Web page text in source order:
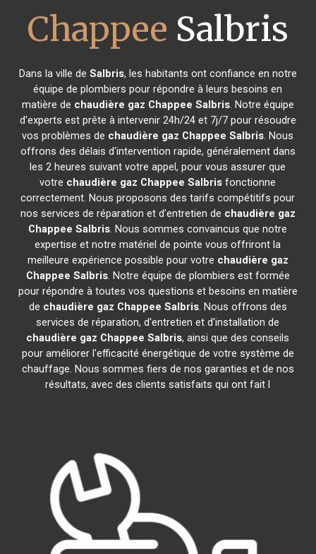
Chappee Salbris
Dans la ville de Salbris, les habitants ont confiance en notre
équipe de plombiers pour répondre à leurs besoins en
matière de chaudière gaz Chappee Salbris. Notre équipe
d'experts est prête à intervenir 24h/24 et 7j/7 pour résoudre
vos problèmes de chaudière gaz Chappee Salbris. Nous
offrons des délais d'intervention rapide, généralement dans
les 2 heures suivant votre appel, pour vous assurer que
votre chaudière gaz Chappee Salbris fonctionne
correctement. Nous proposons des tarifs compétitifs pour
nos services de réparation et d'entretien de chaudière gaz
Chappee Salbris. Nous sommes convaincus que notre
expertise et notre matériel de pointe vous offriront la
meilleure expérience possible pour votre chaudière gaz
Chappee Salbris. Notre équipe de plombiers est formée
pour répondre à toutes vos questions et besoins en matière
de chaudière gaz Chappee Salbris. Nous offrons des
services de réparation, d'entretien et d'installation de
chaudière gaz Chappee Salbris, ainsi que des conseils
pour améliorer l'efficacité énergétique de votre système de
chauffage. Nous sommes fiers de nos garanties et de nos
résultats, avec des clients satisfaits qui ont fait l